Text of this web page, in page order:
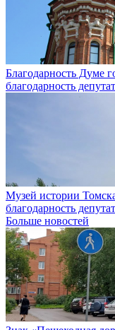
Благодарность Думе
благодарность
Музей истории
благодарность
Больше новостей